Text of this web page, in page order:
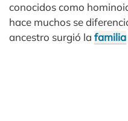
conocidos como
hace muchos se
ancestro surgió la familia